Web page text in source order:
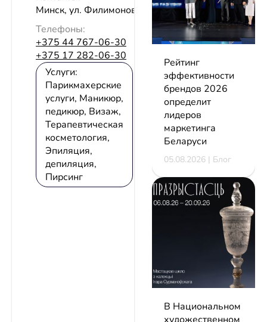
Минск, ул. Филимонова, 45, пом.5Н
Телефоны:
+375 44 767-06-30
+375 17 282-06-30
Услуги:
Парикмахерские
услуги, Маникюр,
педикюр, Визаж,
Терапевтическая
косметология,
Эпиляция,
депиляция,
Пирсинг
Рейтинг
эффективности
брендов 2026
определит
лидеров
маркетинга
Беларуси
05.08.2026 | Блог
В Национальном